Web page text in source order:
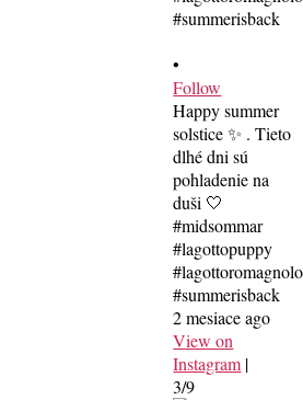
•
Follow
Happy summer
solstice ✨ . Tieto
dlhé dni sú
pohladenie na
duši 🤍
#midsommar
#lagottopuppy
#lagottoromagnolo
#summerisback
2 mesiace ago
View on
Instagram |
3/9